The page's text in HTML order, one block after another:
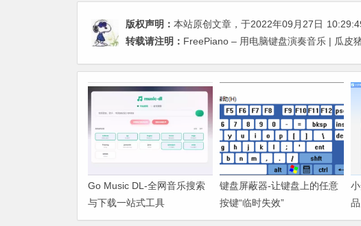
版权声明： 本站原创文章，于2022年09月27日
转载请注明： FreePiano – 用电脑键盘演奏音乐 | 瓜皮
Go Music DL-全网音乐搜索
与下载一站式工具
键盘屏蔽器-让键盘上的任意
按键“临时失效”